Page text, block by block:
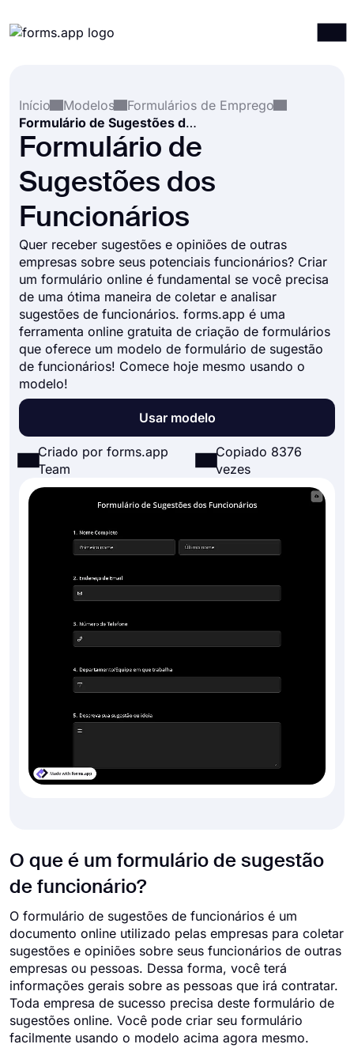
Integrações
Modelos
Recursos
Preços
Início
Modelos
Formulários de Emprego
Formulário de Sugestões dos Funcionários
Formulário de
Sugestões dos
Funcionários
Quer receber sugestões e opiniões de outras
empresas sobre seus potenciais funcionários? Criar
um formulário online é fundamental se você precisa
de uma ótima maneira de coletar e analisar
sugestões de funcionários. forms.app é uma
ferramenta online gratuita de criação de formulários
que oferece um modelo de formulário de sugestão
de funcionários! Comece hoje mesmo usando o
modelo!
Usar modelo
Criado por forms.app
Team
Copiado 8376
vezes
O que é um formulário de sugestão
de funcionário?
O formulário de sugestões de funcionários é um
documento online utilizado pelas empresas para coletar
sugestões e opiniões sobre seus funcionários de outras
empresas ou pessoas. Dessa forma, você terá
informações gerais sobre as pessoas que irá contratar.
Toda empresa de sucesso precisa deste formulário de
sugestões online. Você pode criar seu formulário
facilmente usando o modelo acima agora mesmo.